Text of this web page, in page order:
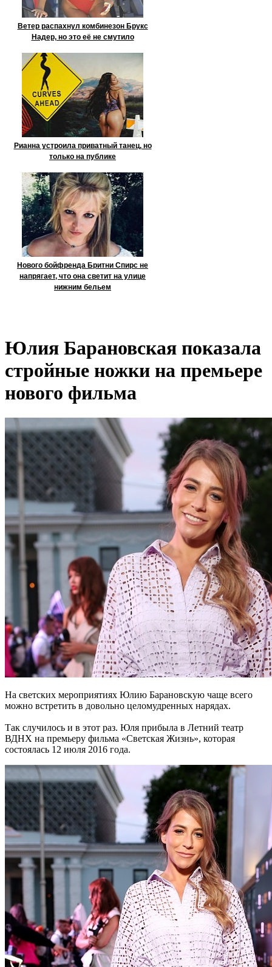
Ветер распахнул комбинезон Брукс
Надер, но это её не смутило
Рианна устроила приватный танец, но
только на публике
Нового бойфренда Бритни Спирс не
напрягает, что она светит на улице
нижним бельем
Юлия Барановская показала
стройные ножки на премьере
нового фильма
На светских мероприятиях Юлию Барановскую чаще всего
можно встретить в довольно целомудренных нарядах.
Так случилось и в этот раз. Юля прибыла в Летний театр
ВДНХ на премьеру фильма «Светская Жизнь», которая
состоялась 12 июля 2016 года.